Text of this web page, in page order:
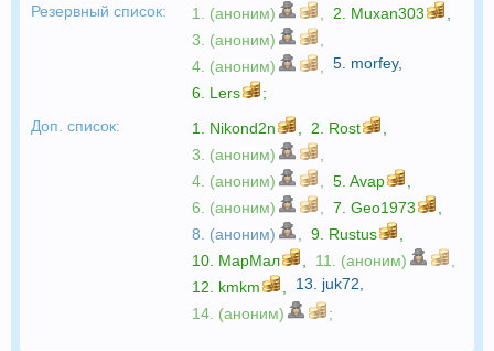
Резервный список:
1. (аноним) 2. Muxan303
3. (аноним)
4. (аноним)
5. morfey,
6. Lers
;
Доп. список:
1. Nikond2n 2. Rost
3. (аноним)
4. (аноним)
5. Avap
6. (аноним)
7. Geo1973
8. (аноним)
9. Rustus
10. МарМал 11. (аноним)
12. kmkm 13. juk72
14. (аноним)
;